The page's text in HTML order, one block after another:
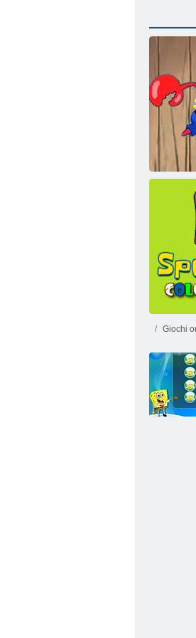
FNF
Giochi